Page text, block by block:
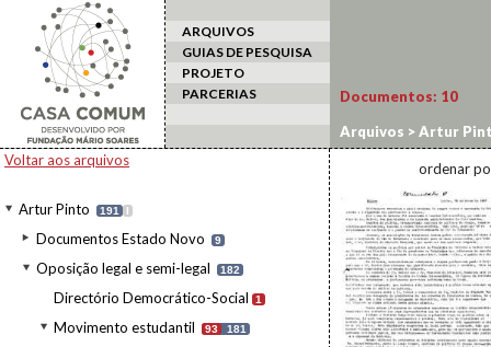
ARQUIVOS
GUIAS DE PESQUISA
PROJETO
PARCERIAS
Voltar aos arquivos
Artur Pinto 191 I
Documentos Estado Novo 9
Oposição legal e semi-legal 182
Directório Democrático-Social 1
Movimento estudantil 93 181
Documentos: 10
Arquivos >Artur
Comunicados AAEE
ordenar